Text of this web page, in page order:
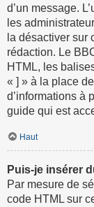
d’un message.
les
la désactiver sur
rédaction. Le
HTML, les
« ] » à la place
d’informations à
guide qui est
Haut
Puis-je insérer
Par mesure de
code HTML sur